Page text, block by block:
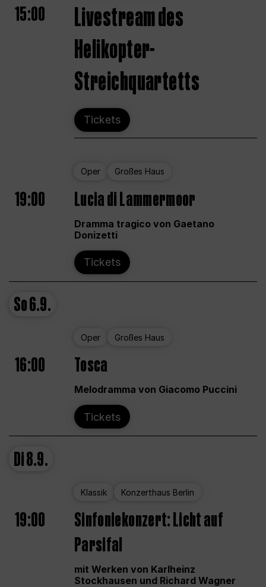
15:00
Livestream des
Helikopter-
Streichquartetts
Tickets
Oper Großes Haus
19:00 Lucia di Lammermoor
Dramma tragico von Gaetano
Donizetti
Tickets
So6.9.
Oper Großes Haus
16:00 Tosca
Melodramma von Giacomo Puccini
Tickets
Di8.9.
Klassik Konzerthaus Berlin
19:00
Sinfoniekonzert: Licht auf
Parsifal
mit Werken von Karlheinz
Stockhausen und Richard Wagner